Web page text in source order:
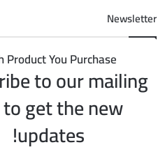
Newsletter
Product You Purchase
to our mailing
get the new
updates!